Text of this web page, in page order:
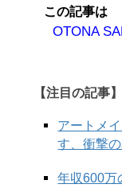
この記事は
OTONA
【注目の記事】
アートメ
す、衝撃
年収600万